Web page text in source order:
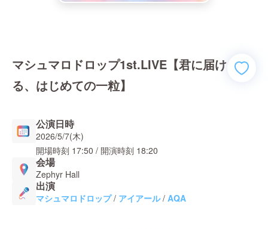
マシュマロドロップ1st.LIVE【君に届け
る、はじめての一粒】
公演日時
2026/5/7(木)
開場時刻 17:50 / 開演時刻 18:20
会場
Zephyr Hall
出演
マシュマロドロップ/ アイアール/ AQA